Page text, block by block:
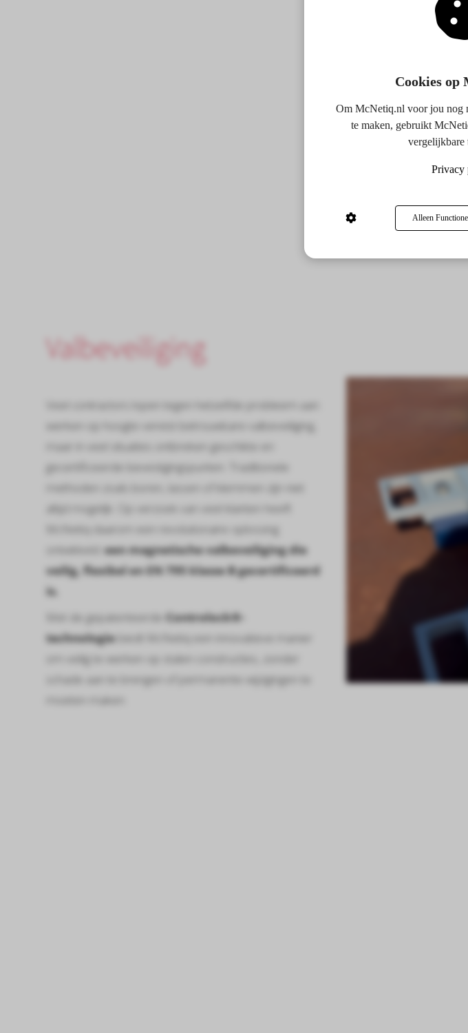
Valbeveiliging
Veel contractors lopen tegen hetzelfde probleem aan:
werken op hoogte vereist betrouwbare valbeveiliging,
maar in veel situaties ontbreken geschikte en
gecertificeerde bevestigingspunten. Traditionele
altijd mogelijk. Op verzoek van veel klanten heeft
McNetiq daarom een revolutionaire oplossing
ontwikkeld:een magnetische valbeveiliging die
veilig, flexibel en EN 795 klasse B gecertificeerd
is.
Met de gepatenteerde
Controlock®-
technologiebiedt McNetiq een innovatieve manier
om veilig te werken op stalen constructies, zonder
schade aan te brengen of permanente wijzigingen te
moeten maken.
Cookies op
Om McNetiq.nl voor jou nog
te maken, gebruikt
vergelijkbare
Privacy
Alleen